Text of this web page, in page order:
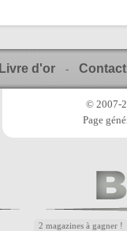
Livre d'or - Contact
© 2007-
Page
2 magazines à gagner !